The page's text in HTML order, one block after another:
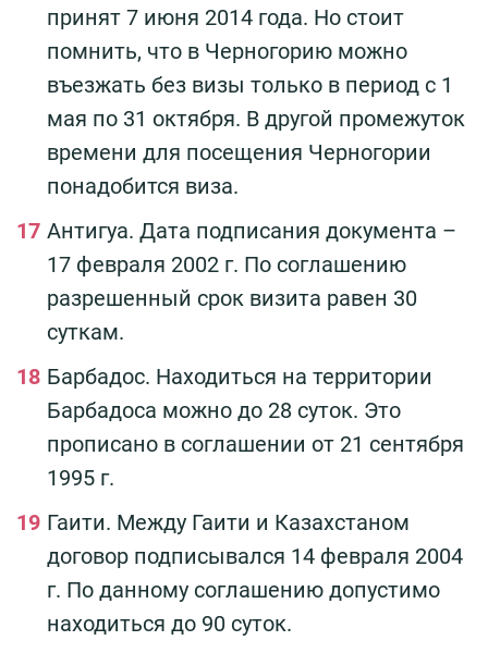
принят 7 июня 2014 года. Но стоит
помнить, что в Черногорию можно
въезжать без визы только в период с 1
мая по 31 октября. В другой промежуток
времени для посещения Черногории
понадобится виза.
Антигуа. Дата подписания документа –
17 февраля 2002 г. По соглашению
разрешенный срок визита равен 30
суткам.
Барбадос. Находиться на территории
Барбадоса можно до 28 суток. Это
прописано в соглашении от 21 сентября
1995 г.
Гаити. Между Гаити и Казахстаном
договор подписывался 14 февраля 2004
г. По данному соглашению допустимо
находиться до 90 суток.